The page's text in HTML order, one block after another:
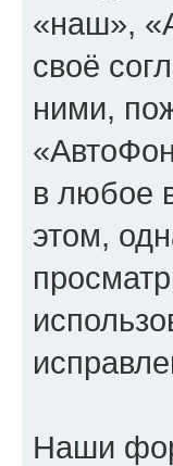
«наш»,
своё
ними,
в любое
этом,
Наши